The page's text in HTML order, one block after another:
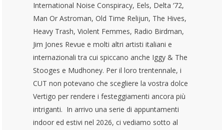
International Noise Conspiracy, Eels, Delta ‘72,
Man Or Astroman, Old Time Relijun, The Hives,
Heavy Trash, Violent Femmes, Radio Birdman,
Jim Jones Revue e molti altri artisti italiani e
internazionali tra cui spiccano anche Iggy & The
Stooges e Mudhoney. Per il loro trentennale, i
CUT non potevano che scegliere la vostra dolce
Vertigo per rendere i festeggiamenti ancora più
intriganti. In arrivo una serie di appuntamenti
indoor ed estivi nel 2026, ci vediamo sotto al